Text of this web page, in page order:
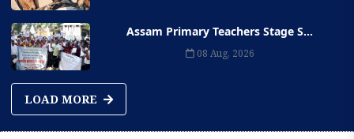
Assam Primary Teachers Stage S...
08 Aug, 2026
LOAD MORE